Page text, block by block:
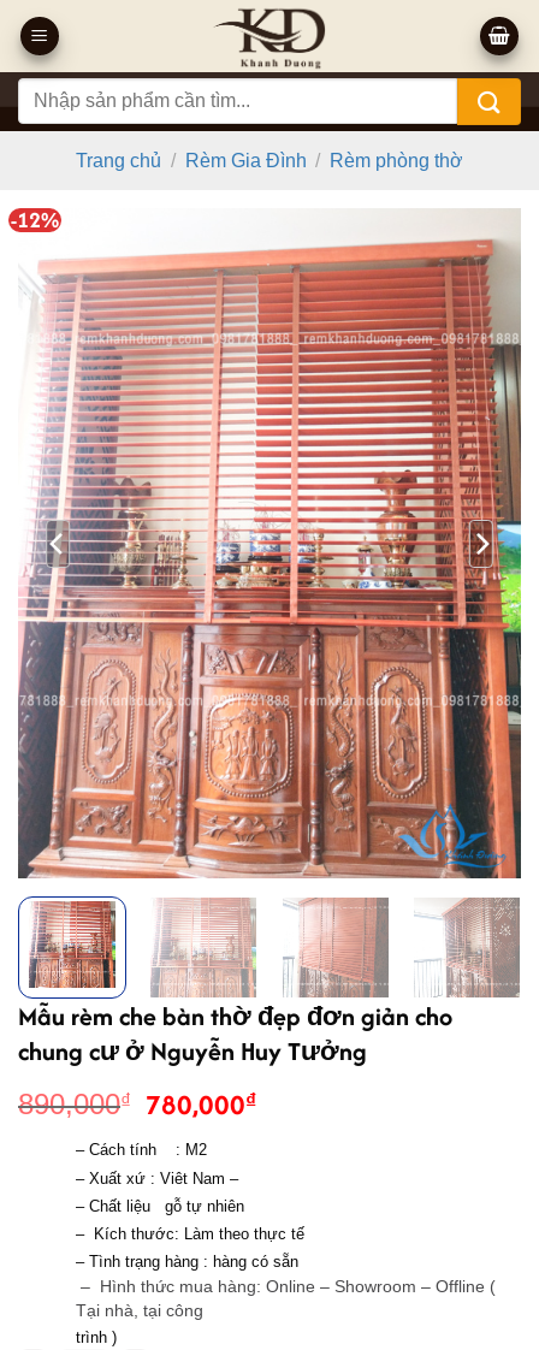
qua
nội
dung
Tìm
kiếm:
Trang chủ / Rèm Gia Đình / Rèm phòng thờ
-12%
Mẫu rèm che bàn thờ đẹp đơn giản cho
chung cư ở Nguyễn Huy Tưởng
890,000₫ Giá
là:
890,000₫.
780,000₫Giá
780,000₫.
– Cách tính : M2
– Xuất xứ : Viêt Nam –
– Chất liệu   gỗ tự nhiên
–  Kích thước: Làm theo thực tế
– Tình trạng hàng : hàng có sẵn
– Hình thức mua hàng: Online – Showroom – Offline (
Tại nhà, tại công
trình )